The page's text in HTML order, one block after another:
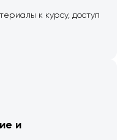
к курсу, доступ
и